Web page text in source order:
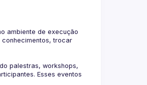
ambiente de execução
trocar
palestras, workshops,
Esses eventos